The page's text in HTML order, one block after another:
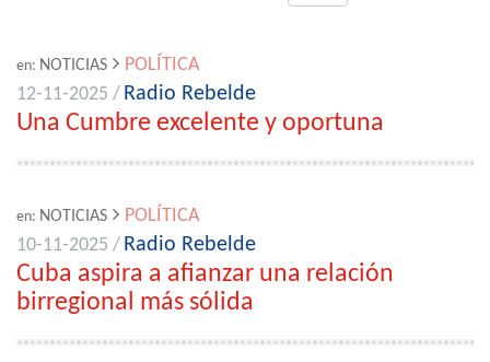
en: NOTICIAS
POLÍTICA
12-11-2025 / Radio Rebelde
Una Cumbre excelente y oportuna
en: NOTICIAS
POLÍTICA
10-11-2025 / Radio Rebelde
Cuba aspira a afianzar una relación
birregional más sólida